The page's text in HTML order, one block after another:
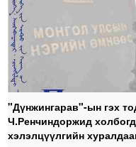
"Дүнжингарав"-ын гэх
Ч.Ренчиндоржид
хэлэлцүүлгийн